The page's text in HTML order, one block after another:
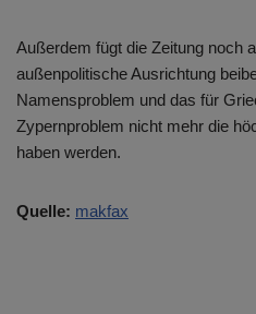
Außerdem fügt die Zeitung noch
außenpolitische Ausrichtung
Namensproblem und das für
Zypernproblem nicht mehr die
haben werden.
Quelle: makfax